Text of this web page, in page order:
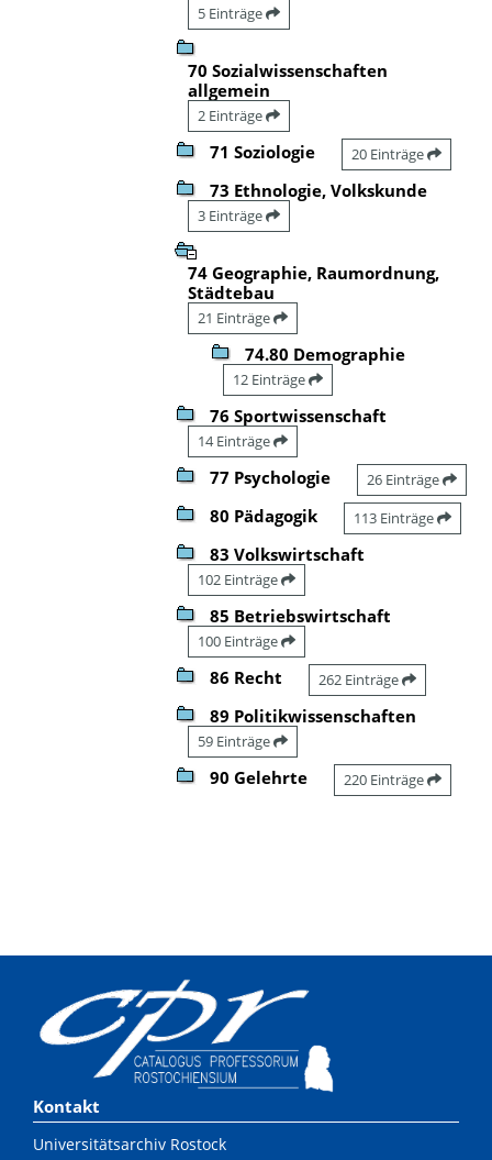
5 Einträge
70 Sozialwissenschaften
allgemein
2 Einträge
71 Soziologie 20 Einträge
73 Ethnologie, Volkskunde
3 Einträge
74 Geographie, Raumordnung,
Städtebau
21 Einträge
74.80 Demographie
12 Einträge
76 Sportwissenschaft
14 Einträge
77 Psychologie 26 Einträge
80 Pädagogik 113 Einträge
83 Volkswirtschaft
102 Einträge
85 Betriebswirtschaft
100 Einträge
86 Recht 262 Einträge
89 Politikwissenschaften
59 Einträge
90 Gelehrte 220 Einträge
Kontakt
Universitätsarchiv Rostock